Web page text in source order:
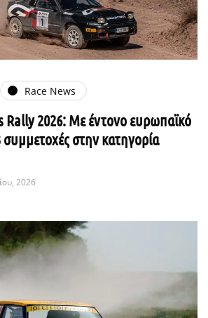
Race News
2026: Με έντονο ευρωπαϊκό
στην κατηγορία
2026